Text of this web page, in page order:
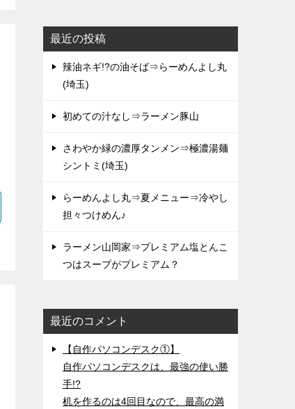
最近の投稿
辣油ネギ!?の油そば⇒らーめんよし丸
(埼玉)
初めての汁なし⇒ラーメン豚山
さわやか緑の濃厚タンメン⇒極濃湯麺
シントミ(埼玉)
らーめんよし丸⇒夏メニュー⇒冷やし
担々つけめん♪
ラーメン山岡家⇒プレミアム塩とんこ
つはスープがプレミアム？
最近のコメント
【自作パソコンデスク①】
自作パソコンデスクは、最強の使い勝
手!?
机を作るのは4回目なので、最高の満